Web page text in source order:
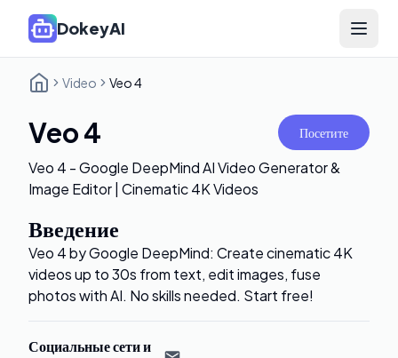
DokeyAI Open
Video Veo 4
Veo 4 Посетите
Veo 4 - Google DeepMind AI Video Generator &
Image Editor | Cinematic 4K Videos
Введение
Veo 4 by Google DeepMind: Create cinematic 4K
videos up to 30s from text, edit images, fuse
photos with AI. No skills needed. Start free!
Социальные сети и